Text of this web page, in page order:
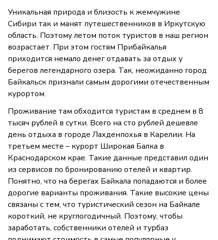
Уникальная природа и близость к жемчужине
Сибири так и манят путешественников в Иркутскую
область. Поэтому летом поток туристов в наш регион
возрастает. При этом гостям Прибайкалья
приходится немало денег отдавать за отдых у
берегов легендарного озера. Так, неожиданно город
Байкальск признали самым дорогими отечественным
курортом.
Проживание там обходится туристам в среднем в 8
тысяч рублей в сутки. Всего на сто рублей дешевле
день отдыха в городе Лахденпохья в Карелии. На
третьем месте – курорт Широкая Балка в
Краснодарском крае. Такие данные представил один
из сервисов по бронированию отелей и квартир.
Понятно, что на берегах Байкала попадаются и более
дорогие варианты проживания. Такие высокие цены
связаны с тем, что туристический сезон на Байкале
короткий, не круглогодичный. Поэтому, чтобы
заработать, собственники отелей и турбаз